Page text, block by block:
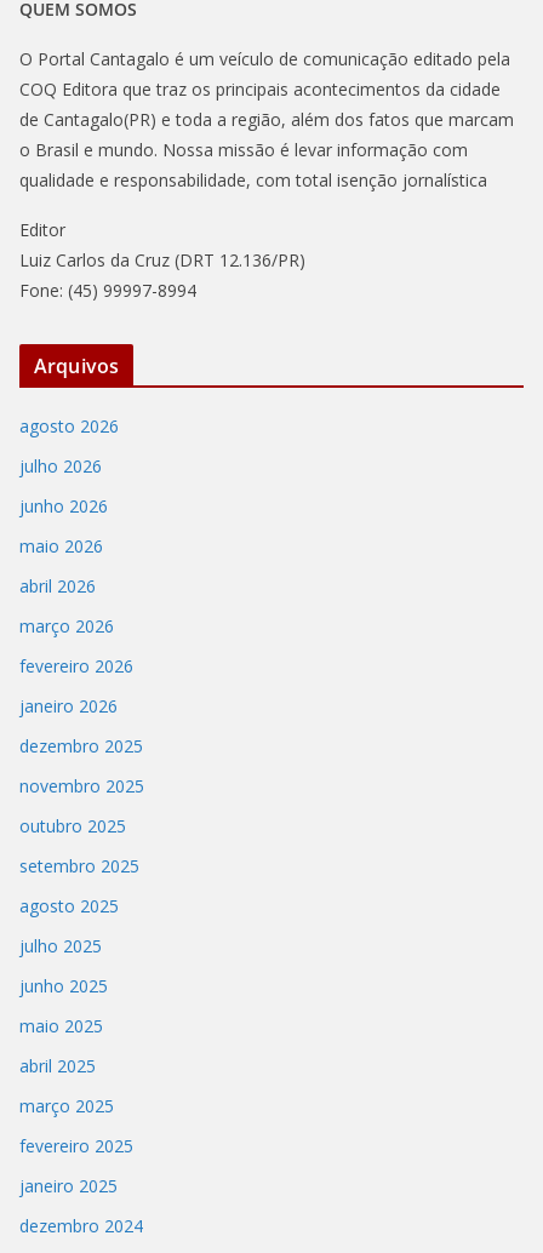
QUEM SOMOS
O Portal Cantagalo é um veículo de comunicação editado pela
COQ Editora que traz os principais acontecimentos da cidade
de Cantagalo(PR) e toda a região, além dos fatos que marcam
o Brasil e mundo. Nossa missão é levar informação com
qualidade e responsabilidade, com total isenção jornalística
Editor
Luiz Carlos da Cruz (DRT 12.136/PR)
Fone: (45) 99997-8994
Arquivos
agosto 2026
julho 2026
junho 2026
maio 2026
abril 2026
março 2026
fevereiro 2026
janeiro 2026
dezembro 2025
novembro 2025
outubro 2025
setembro 2025
agosto 2025
julho 2025
junho 2025
maio 2025
abril 2025
março 2025
fevereiro 2025
janeiro 2025
dezembro 2024